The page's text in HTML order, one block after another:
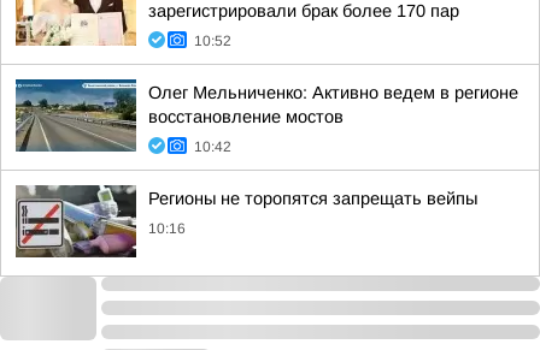
зарегистрировали брак более 170 пар
10:52
Олег Мельниченко: Активно ведем в регионе
восстановление мостов
10:42
Регионы не торопятся запрещать вейпы
10:16